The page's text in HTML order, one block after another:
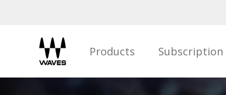
Products Subscription